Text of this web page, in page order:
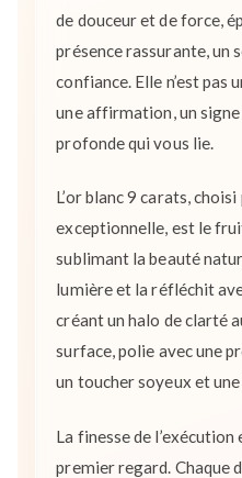
de douceur et de force,
présence rassurante, un
confiance. Elle n’est pas
une affirmation, un signe
profonde qui vous lie.
L’or blanc 9 carats,
exceptionnelle, est le
sublimant la beauté
lumière et la réfléchit
créant un halo de clarté
surface, polie avec une
un toucher soyeux et
La finesse de
premier regard. Chaque